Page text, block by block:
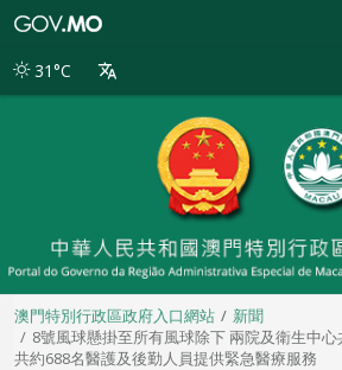
別
31°C
澳門特別行政區政府入口網站
新聞
8號風球懸掛至所有風球除下 兩院及衛生中
共約688名醫護及後勤人員提供緊急醫療服務